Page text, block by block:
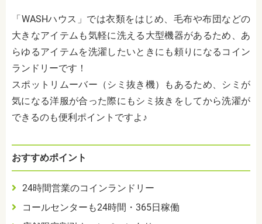
「WASHハウス」では衣類をはじめ、毛布や布団などの
大きなアイテムも気軽に洗える大型機器があるため、あ
らゆるアイテムを洗濯したいときにも頼りになるコイン
ランドリーです！
スポットリムーバー（シミ抜き機）もあるため、シミが
気になる洋服が合った際にもシミ抜きをしてから洗濯が
できるのも便利ポイントですよ♪
おすすめポイント
24時間営業のコインランドリー
コールセンターも24時間・365日稼働